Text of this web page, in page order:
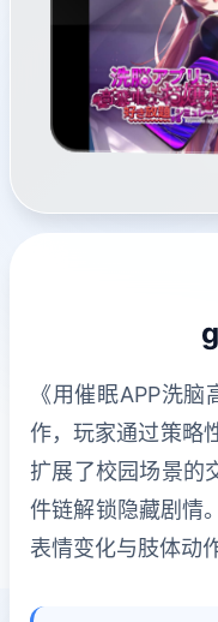
《用催眠APP洗
作，玩家通过策略
扩展了校园场景的
件链解锁隐藏剧情
表情变化与肢体动